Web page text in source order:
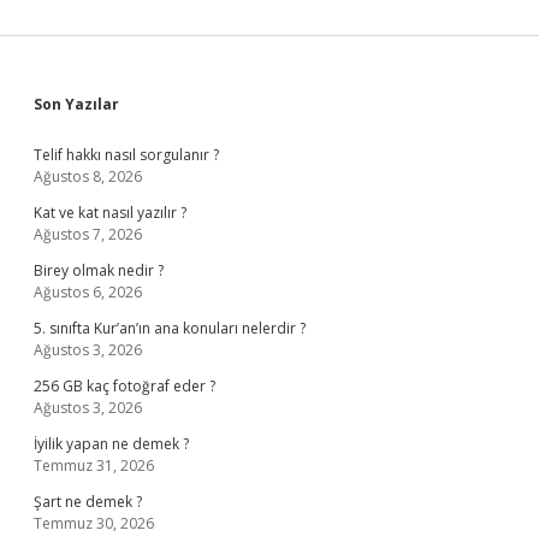
Sidebar
Son Yazılar
Telif hakkı nasıl sorgulanır ?
Ağustos 8, 2026
Kat ve kat nasıl yazılır ?
Ağustos 7, 2026
Birey olmak nedir ?
Ağustos 6, 2026
5. sınıfta Kur’an’ın ana konuları nelerdir ?
Ağustos 3, 2026
256 GB kaç fotoğraf eder ?
Ağustos 3, 2026
İyilik yapan ne demek ?
Temmuz 31, 2026
Şart ne demek ?
Temmuz 30, 2026